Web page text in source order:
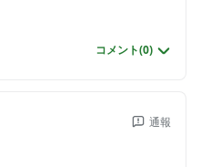
コメント(0)
通報